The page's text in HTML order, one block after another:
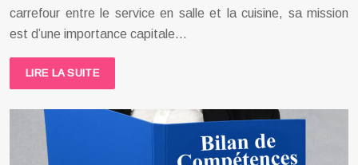
carrefour entre le service en salle et la cuisine, sa mission
est d’une importance capitale…
LIRE LA SUITE